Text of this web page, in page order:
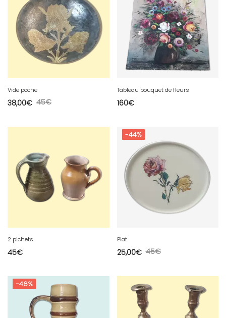
Vide poche
45€
38,00€
Tableau bouquet de fleurs
160€
2 pichets
45€
-44%
Plat
45€
25,00€
-46%